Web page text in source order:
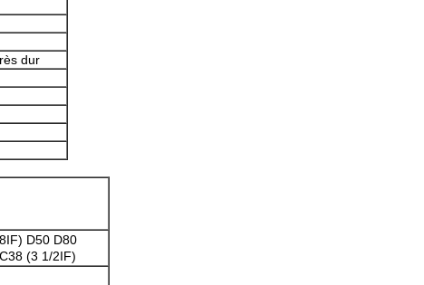
dur
D50 D80
(3 1/2IF)